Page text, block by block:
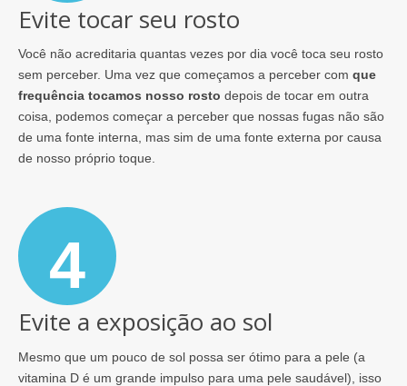
Evite tocar seu rosto
Você não acreditaria quantas vezes por dia você toca seu rosto
sem perceber. Uma vez que começamos a perceber com que
frequência tocamos nosso rosto depois de tocar em outra
coisa, podemos começar a perceber que nossas fugas não são
de uma fonte interna, mas sim de uma fonte externa por causa
de nosso próprio toque.
4
Evite a exposição ao sol
Mesmo que um pouco de sol possa ser ótimo para a pele (a
vitamina D é um grande impulso para uma pele saudável), isso